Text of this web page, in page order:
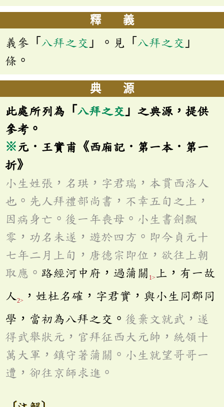
釋 義
義參「 八拜之交 」。見「 八拜之交 」
條。
典 源
此處所列為「 八拜之交 」之典源，提供
參考。
※元．王實甫《西廂記．第一本．第一
折》
小生姓張，名珙，字君瑞，本貫西洛人
也。先人拜禮部尚書，不幸五旬之上，
因病身亡。後一年喪母。小生書劍飄
零，功名未遂，遊於四方。即今貞元十
七年二月上旬，唐德宗即位，欲往上朝
取應。 路經河中府，過蒲關 1> 上，有一故
人 2>
，姓杜名確，字君實，與小生同郡同
學，當初為八拜之交。 後棄文就武，遂
得武舉狀元，官拜征西大元帥，統領十
萬大軍，鎮守著蒲關。小生就望哥哥一
遭，卻往京師求進。